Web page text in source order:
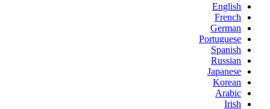
English
French
German
Portuguese
Spanish
Russian
Japanese
Korean
Arabic
Irish